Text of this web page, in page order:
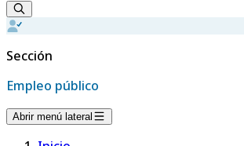
Sección
Empleo público
Abrir menú lateral